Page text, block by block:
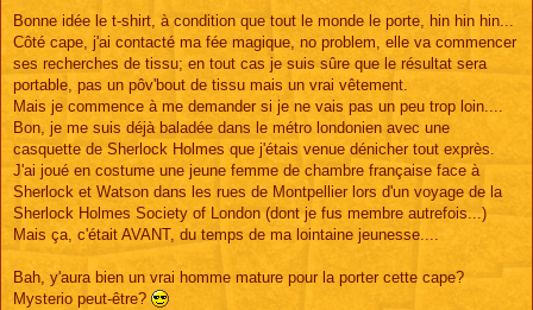
s
a
g
Bonne idée le t-shirt, à condition que tout le monde le porte, hin hin hin...
Côté cape, j'ai contacté ma fée magique, no problem, elle va commencer
ses recherches de tissu; en tout cas je suis sûre que le résultat sera
portable, pas un pôv'bout de tissu mais un vrai vêtement.
Mais je commence à me demander si je ne vais pas un peu trop loin....
Bon, je me suis déjà baladée dans le métro londonien avec une
casquette de Sherlock Holmes que j'étais venue dénicher tout exprès.
J'ai joué en costume une jeune femme de chambre française face à
Sherlock et Watson dans les rues de Montpellier lors d'un voyage de la
Sherlock Holmes Society of London (dont je fus membre autrefois...)
Mais ça, c'était AVANT, du temps de ma lointaine jeunesse....
Bah, y'aura bien un vrai homme mature pour la porter cette cape?
Mysterio peut-être?